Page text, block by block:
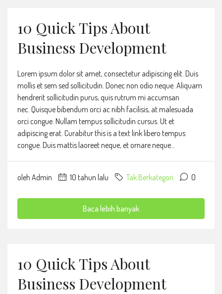
10 Quick Tips About
Business Development
Lorem ipsum dolor sit amet, consectetur adipiscing elit. Duis
mollis et sem sed sollicitudin. Donec non odio neque. Aliquam
hendrerit sollicitudin purus, quis rutrum mi accumsan
nec. Quisque bibendum orci ac nibh facilisis, at malesuada
orci congue. Nullam tempus sollicitudin cursus. Ut et
adipiscing erat. Curabitur this is a text link libero tempus
congue. Duis mattis laoreet neque, et ornare neque...
oleh Admin 10 tahun lalu Tak Berkategori 0
Baca lebih banyak
10 Quick Tips About
Business Development